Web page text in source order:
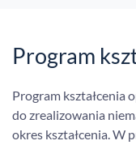
Program
Program kształcenia
do zrealizowania
okres kształcenia. W